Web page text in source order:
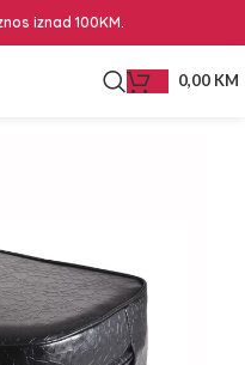
iznad 100KM.
0,00 KM